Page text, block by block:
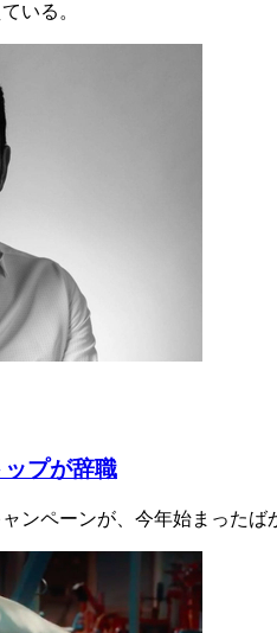
いる。
プが辞職
ンペーンが、今年始まったば